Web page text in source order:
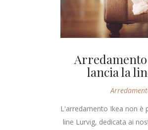
lancia la
L'arredamento Ikea non è
line Lurvig, dedicata ai